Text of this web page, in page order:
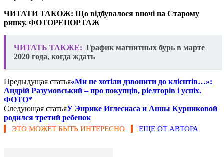
ЧИТАТИ ТАКОЖ: Що відбувалося вночі на Старому
ринку. ФОТОРЕПОРТАЖ
ЧИТАТЬ ТАКЖЕ: График магнитных бурь в марте
2020 года, когда ждать
Предыдущая статья«Ми не хотіли дзвонити до клієнтів…»:
Андрій Разумовський – про покупців, ріелторів і успіх.
ФОТО*
Следующая статьяУ Энрике Иглесиаса и Анны Курниковой
родился третий ребенок
ЭТО МОЖЕТ БЫТЬ ИНТЕРЕСНО ЕЩЕ ОТ АВТОРА